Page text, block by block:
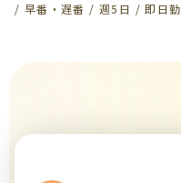
/ 早番・遅番 / 週5日 / 即日